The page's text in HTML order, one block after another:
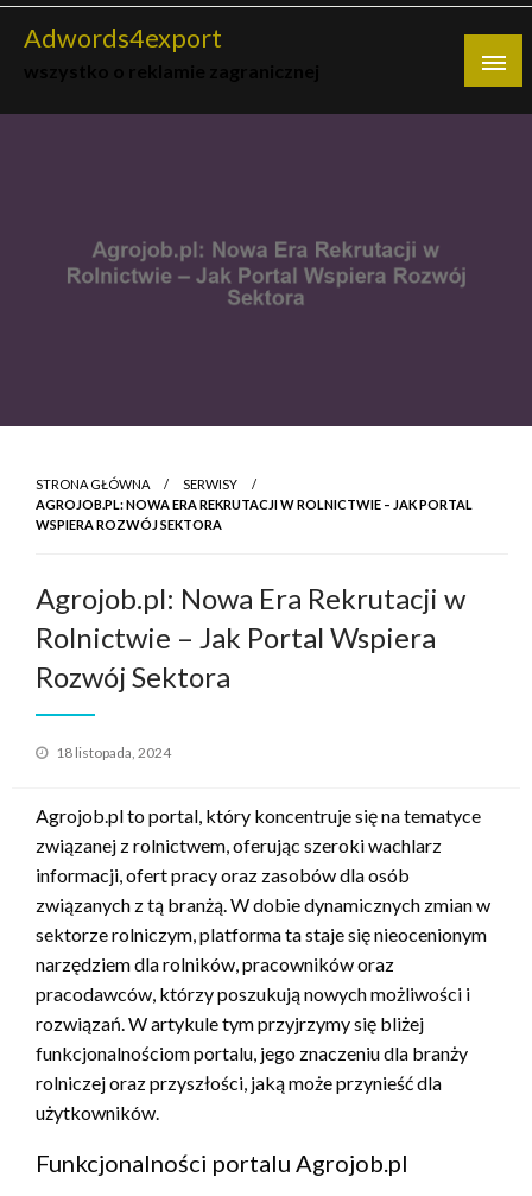
Skip
Adwords4export
STRONA GŁÓWNA
SERWISY
AGROJOB.PL: NOWA ERA REKRUTACJI W ROLNICTWIE – JAK PORTAL
WSPIERA ROZWÓJ SEKTORA
Agrojob.pl: Nowa Era Rekrutacji w
Rolnictwie – Jak Portal Wspiera
Rozwój Sektora
Opublikowane
18 listopada, 2024
Agrojob.pl to portal, który koncentruje się na tematyce
związanej z rolnictwem, oferując szeroki wachlarz
informacji, ofert pracy oraz zasobów dla osób
związanych z tą branżą. W dobie dynamicznych zmian w
sektorze rolniczym, platforma ta staje się nieocenionym
narzędziem dla rolników, pracowników oraz
pracodawców, którzy poszukują nowych możliwości i
rozwiązań. W artykule tym przyjrzymy się bliżej
funkcjonalnościom portalu, jego znaczeniu dla branży
rolniczej oraz przyszłości, jaką może przynieść dla
użytkowników.
Funkcjonalności portalu Agrojob.pl